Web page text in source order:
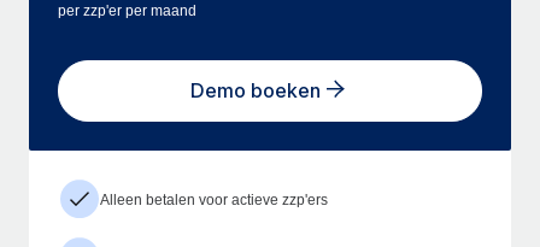
per zzp'er per maand
Demo boeken
Alleen betalen voor actieve zzp'ers